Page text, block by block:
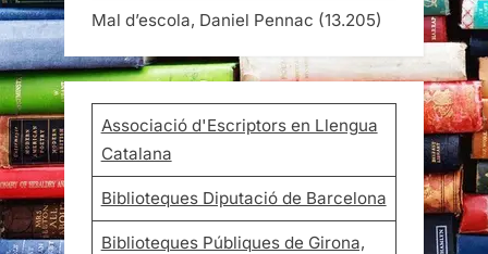
Mal d’escola, Daniel Pennac (13.205)
Associació d'Escriptors en Llengua
Catalana
Biblioteques Diputació de Barcelona
Biblioteques Públiques de Girona,